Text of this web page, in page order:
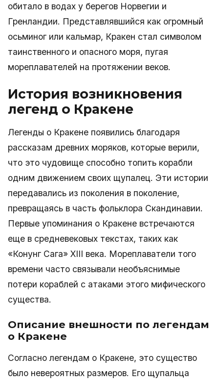
обитало в водах у берегов Норвегии и
Гренландии. Представлявшийся как огромный
осьминог или кальмар, Кракен стал символом
таинственного и опасного моря, пугая
мореплавателей на протяжении веков.
История возникновения
легенд о Кракене
Легенды о Кракене появились благодаря
рассказам древних моряков, которые верили,
что это чудовище способно топить корабли
одним движением своих щупалец. Эти истории
передавались из поколения в поколение,
превращаясь в часть фольклора Скандинавии.
Первые упоминания о Кракене встречаются
еще в средневековых текстах, таких как
«Конунг Сага» XIII века. Мореплаватели того
времени часто связывали необъяснимые
потери кораблей с атаками этого мифического
существа.
Описание внешности по легендам
о Кракене
Согласно легендам о Кракене, это существо
было невероятных размеров. Его щупальца